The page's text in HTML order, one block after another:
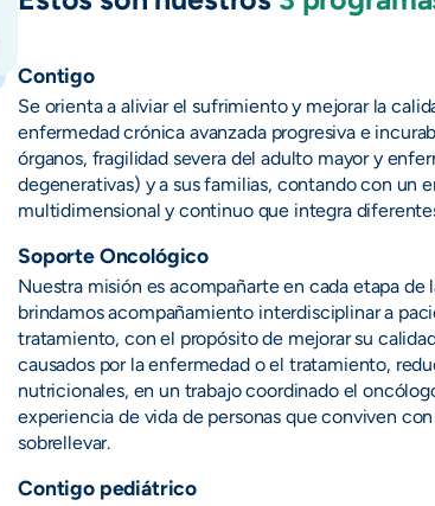
Contigo
Se orienta a aliviar el sufrimiento y mejorar la
enfermedad crónica avanzada progresiva e
órganos, fragilidad severa del adulto mayor y
degenerativas) y a sus familias, contando con un
multidimensional y continuo que integra
Soporte Oncológico
Nuestra misión es acompañarte en cada etapa de
brindamos acompañamiento interdisciplinar a
tratamiento, con el propósito de mejorar su
causados por la enfermedad o el tratamiento,
nutricionales, en un trabajo coordinado el
experiencia de vida de personas que conviven
sobrellevar.
Contigo pediátrico